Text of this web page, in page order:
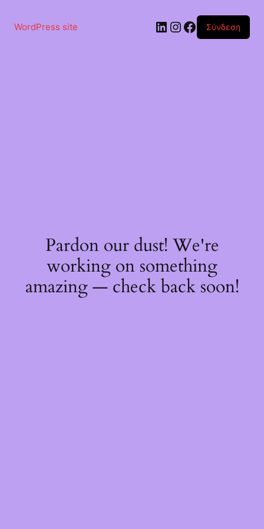
περιεχόμενο
WordPress site Linkedin
Instagram
Facebook
Σύνδεση
Pardon our dust! We're
working on something
amazing — check back soon!